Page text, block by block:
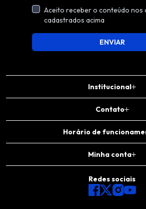
Institucional
Contato
Horário de
Minha conta
Redes sociais
Aceito receber o conteúdo nos
cadastrados acima
ENVIAR